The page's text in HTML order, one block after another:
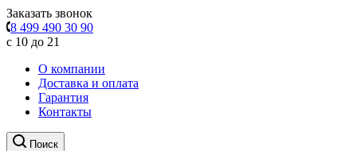
Заказать звонок
8 499 490 30 90
с 10 до 21
О компании
Доставка и оплата
Гарантия
Контакты
Поиск